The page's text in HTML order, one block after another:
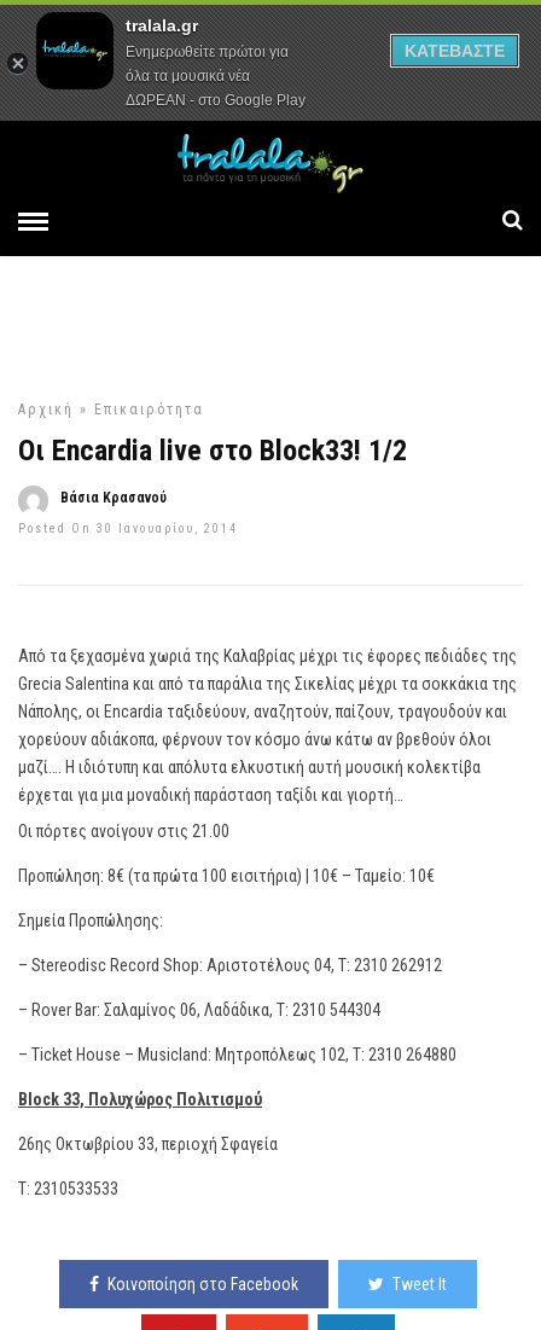
Αρχική Συνεντεύξεις Ρεπορτάζ
Αρχική » Επικαιρότητα
Οι Encardia live στο Block33! 1/2
Βάσια Κρασανού
Posted On 30 Ιανουαρίου, 2014
Από τα ξεχασμένα χωριά της Καλαβρίας μέχρι τις έφορες πεδιάδες της
Grecia Salentina και από τα παράλια της Σικελίας μέχρι τα σοκκάκια της
Νάπολης, οι Encardia ταξιδεύουν, αναζητούν, παίζουν, τραγουδούν και
χορεύουν αδιάκοπα, φέρνουν τον κόσμο άνω κάτω αν βρεθούν όλοι
μαζί…. Η ιδιότυπη και απόλυτα ελκυστική αυτή μουσική κολεκτίβα
έρχεται για μια μοναδική παράσταση ταξίδι και γιορτή…
Οι πόρτες ανοίγουν στις 21.00
Προπώληση: 8€ (τα πρώτα 100 εισιτήρια) | 10€ – Ταμείο: 10€
Σημεία Προπώλησης:
– Stereodisc Record Shop: Αριστοτέλους 04, Τ: 2310 262912
– Rover Bar: Σαλαμίνος 06, Λαδάδικα, Τ: 2310 544304
– Ticket House – Musicland: Μητροπόλεως 102, Τ: 2310 264880
Block 33, Πολυχώρος Πολιτισμού
26ης Οκτωβρίου 33, περιοχή Σφαγεία
T: 2310533533
Κοινοποίηση στο Facebook Tweet It
tralala.gr
Ενημερωθείτε πρώτοι για
όλα τα μουσικά νέα
ΔΩΡΕΑΝ - στο Google Play
ΚΑΤΕΒΑΣΤΕ